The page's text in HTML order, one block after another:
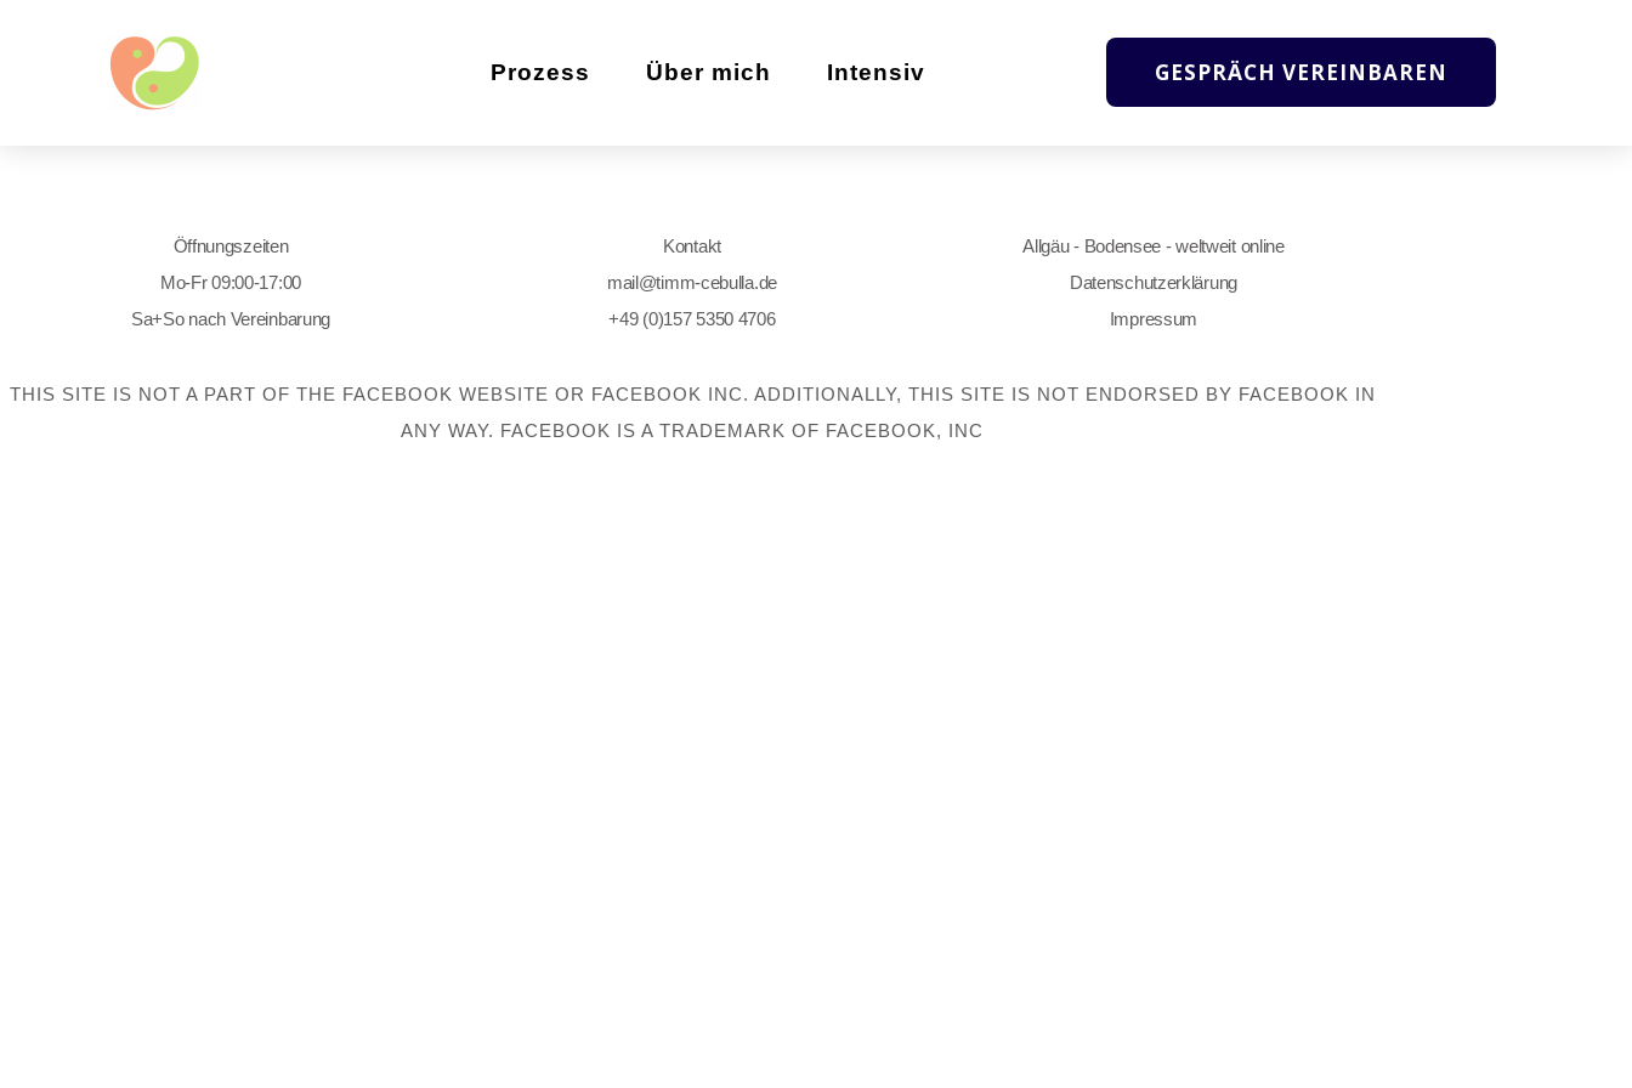
Prozess Über mich Intensiv GESPRÄCH VEREINBAREN
Öffnungszeiten
Mo-Fr 09:00-17:00
Sa+So nach Vereinbarung
Kontakt
mail@timm-cebulla.de
+49 (0)157 5350 4706
Allgäu - Bodensee - weltweit online
Datenschutzerklärung
Impressum
THIS SITE IS NOT A PART OF THE FACEBOOK WEBSITE OR FACEBOOK INC. ADDITIONALLY, THIS SITE IS NOT ENDORSED BY FACEBOOK IN
ANY WAY. FACEBOOK IS A TRADEMARK OF FACEBOOK, INC